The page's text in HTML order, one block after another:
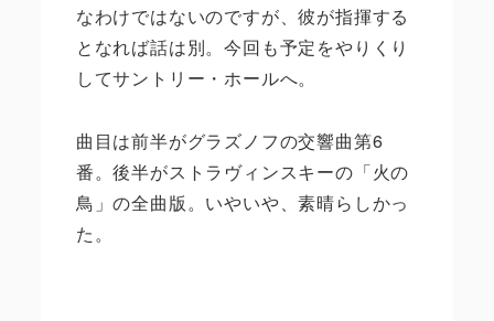
なわけではないのですが、彼が指揮する
となれば話は別。今回も予定をやりくり
してサントリー・ホールへ。
曲目は前半がグラズノフの交響曲第6
番。後半がストラヴィンスキーの「火の
鳥」の全曲版。いやいや、素晴らしかっ
た。